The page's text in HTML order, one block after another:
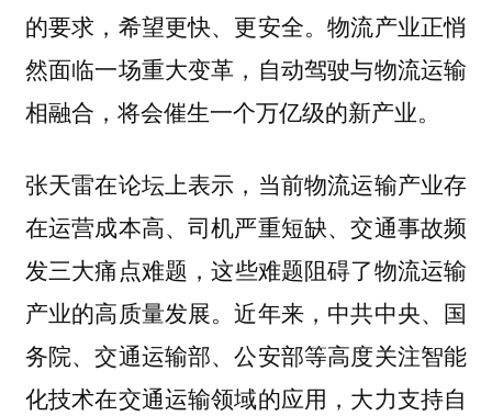
的要求，希望更快、更安全。物流产业正悄
然面临一场重大变革，自动驾驶与物流运输
相融合，将会催生一个万亿级的新产业。
张天雷在论坛上表示， 当前物流运输产业存
在运营成本高、司机严重短缺、交通事故频
发三大痛点难题，这些难题阻碍了物流运输
产业的高质量发展。近年来，中共中央、国
务院、交通运输部、公安部等高度关注智能
化技术在交通运输领域的应用，大力支持自